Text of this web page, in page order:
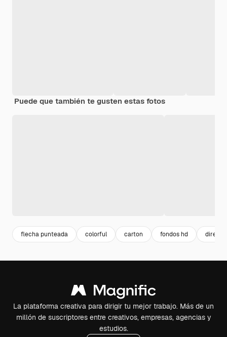
Puede que también te gusten estas fotos
flecha punteada colorful carton fondos hd
La plataforma creativa para dirigir tu mejor trabajo. Más de un
millón de suscriptores entre creativos, empresas, agencias y
estudios.